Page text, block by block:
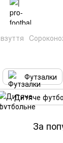
Футзалки
Дитяче
За